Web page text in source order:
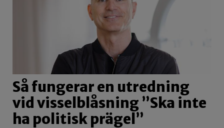
Så fungerar en utredning
vid visselblåsning ”Ska inte
ha politisk prägel”